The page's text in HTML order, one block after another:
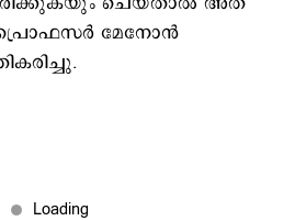
പ്രൊഫസർ മേനോൻ